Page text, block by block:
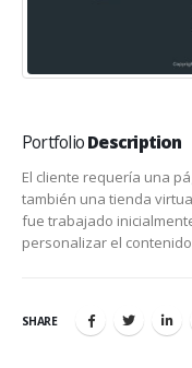
PortfolioDescription
El cliente requería una
también una tienda
fue trabajado
personalizar el
SHARE